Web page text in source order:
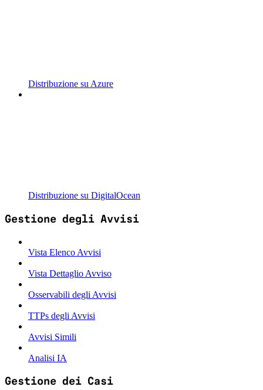
Distribuzione su Azure
Distribuzione su DigitalOcean
Gestione degli Avvisi
Vista Elenco Avvisi
Vista Dettaglio Avviso
Osservabili degli Avvisi
TTPs degli Avvisi
Avvisi Simili
Analisi IA
Gestione dei Casi